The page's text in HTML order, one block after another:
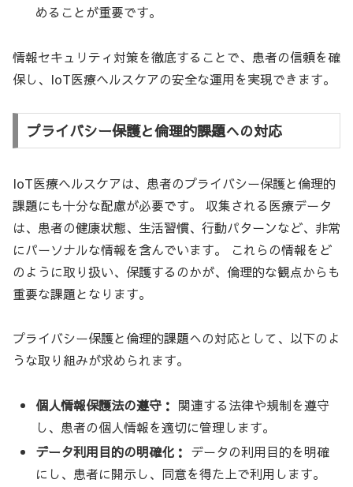
めることが重要です。
情報セキュリティ対策を徹底することで、患者の信頼を確
保し、IoT医療ヘルスケアの安全な運用を実現できます。
プライバシー保護と倫理的課題への対応
IoT医療ヘルスケアは、患者のプライバシー保護と倫理的
課題にも十分な配慮が必要です。 収集される医療データ
は、患者の健康状態、生活習慣、行動パターンなど、非常
にパーソナルな情報を含んでいます。 これらの情報をど
のように取り扱い、保護するのかが、倫理的な観点からも
重要な課題となります。
プライバシー保護と倫理的課題への対応として、以下のよ
うな取り組みが求められます。
個人情報保護法の遵守： 関連する法律や規制を遵守
し、患者の個人情報を適切に管理します。
データ利用目的の明確化： データの利用目的を明確
にし、患者に開示し、同意を得た上で利用します。